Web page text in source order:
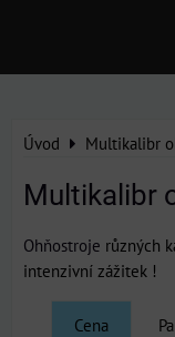
Úvod Multikalibr
Multikalibr
Ohňostroje různých
intenzivní zážitek !
Cena